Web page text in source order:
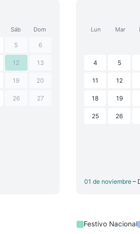
Sáb Dom
5 6
12 13
19 20
26 27
Lun Mar
4 5
11 12
18 19
25 26
01 de noviembre –
Festivo Nacional